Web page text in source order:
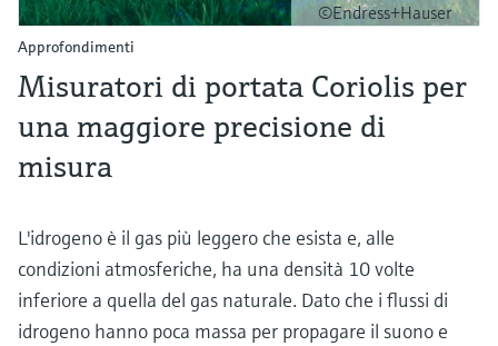
©Endress+Hauser
Approfondimenti
Misuratori di portata Coriolis per
una maggiore precisione di
misura
L'idrogeno è il gas più leggero che esista e, alle
condizioni atmosferiche, ha una densità 10 volte
inferiore a quella del gas naturale. Dato che i flussi di
idrogeno hanno poca massa per propagare il suono e